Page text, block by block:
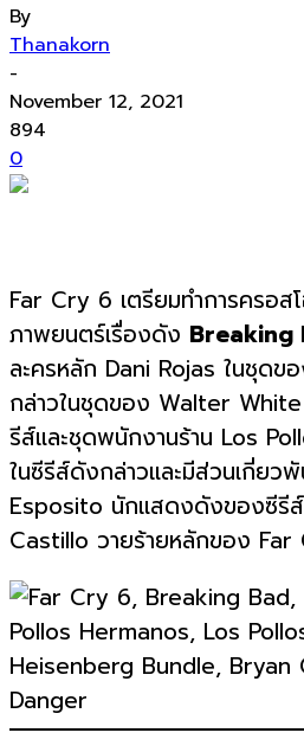
By
Thanakorn
-
November 12, 2021
894
0
Far Cry 6 เตรียมทำการครอส
ภาพยนตร์เรื่องดัง Breaking
ละครหลัก Dani Rojas ในชุด
กล่าวในชุดของ Walter
รีส์และชุดพนักงานร้าน Los
ในซีรีส์ดังกล่าวและมีส่วนเกี่ยว
Esposito นักแสดงดังของซีรี
Castillo วายร้ายหลักของ